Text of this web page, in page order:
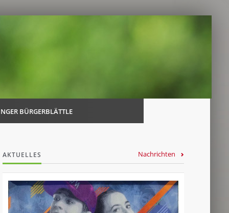
BÜRGERBLÄTTLE
AKTUELLES Nachrichten